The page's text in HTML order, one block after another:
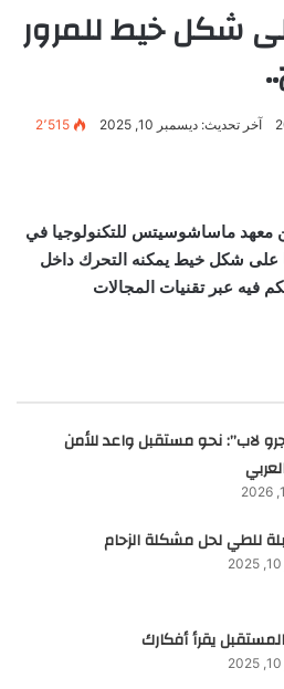
شكل خيط للمرور
آخر تحديث: ديسمبر 10, 2025 2٬515
معهد ماساشوسيتس للتكنولوجيا في
على شكل خيط يمكنه التحرك داخل
فيه عبر تقنيات المجالات
لاب”: نحو مستقبل واعد للأمن
للطي لحل مشكلة الزحام
يقرأ أفكارك